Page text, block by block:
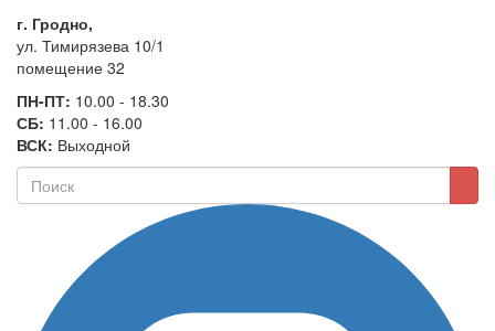
г. Гродно,
ул. Тимирязева 10/1
помещение 32
ПН-ПТ: 10.00 - 18.30
СБ: 11.00 - 16.00
ВСК: Выходной